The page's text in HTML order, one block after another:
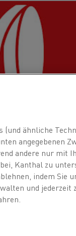
(und ähnliche
angegebenen
andere nur mit
Kanthal zu
indem Sie
und